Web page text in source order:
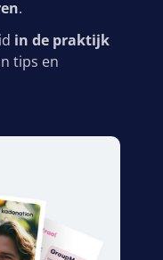
.
in de praktijk
tips en